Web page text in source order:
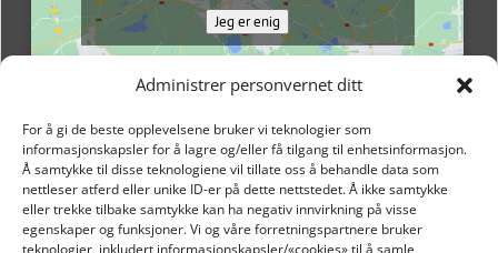
Administrer personvernet ditt
For å gi de beste opplevelsene bruker vi teknologier som
informasjonskapsler for å lagre og/eller få tilgang til enhetsinformasjon.
Å samtykke til disse teknologiene vil tillate oss å behandle data som
nettleser atferd eller unike ID-er på dette nettstedet. Å ikke samtykke
eller trekke tilbake samtykke kan ha negativ innvirkning på visse
egenskaper og funksjoner. Vi og våre forretningspartnere bruker
teknologier, inkludert informasjonskapsler/«cookies» til å samle
Jeg er enig